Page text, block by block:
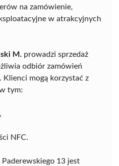
na zamówienie,
w atrakcyjnych
M. prowadzi sprzedaż
odbiór zamówień
Klienci mogą korzystać z
tym:
NFC.
Paderewskiego 13 jest